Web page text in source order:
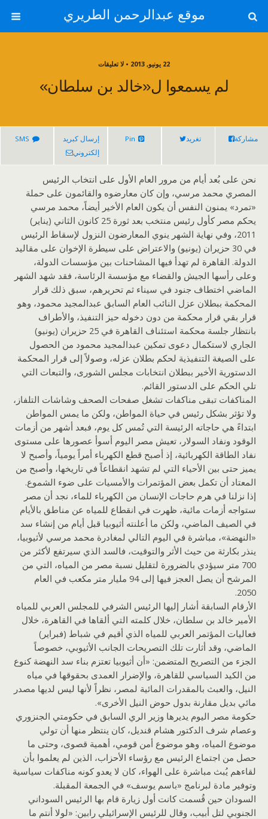
موقع عبدالرحمن الطريري
22 يونيو, 2013 • لا تعليقات
لم يسمعوا ل«خالد بن سلطان»
مشاركة تغريد Pin
إرسال كبريد
إلكتروني
SMS
نحن على بُعد أيام من مرور العام الأول على انتخاب الرئيس
المصري محمد مرسي، وإن كان معارضوه والقائمون على حملة
«تمرد» يمنون النفس أن يكون العام الأخير أيضاً، محمد مرسي
يحكم مصر كأول رئيس منتخب بعد ثورة 25 كانون الثاني (يناير)
2011، وفي نهاية الشهر ينوي المعارضون النزول لإسقاط الرئيس
في 30 حزيران (يونيو) والاعتراض على سيطرة الإخوان على مقاليد
الدولة. القاهرة لم تهدأ فيها المشاحنات بين مؤسسات الدولة،
وعلى رأسها الجيش والقضاء مع مؤسسة الرئاسة، فقد شهد الشهر
الماضي اختطاف جنود في سيناء ثم تحريرهم، سبق ذلك قرار
المحكمة ببطلان عزل النائب العام السابق عبدالمجيد محمود، وهو
قرار بقي قرار محكمة من دون دخوله حيز التنفيذ، والأطراف
بانتظار جلسة محكمة استئناف القاهرة في 25 حزيران (يونيو)
الجاري لاستكمال دعوى تمكين عبدالمجيد محمود من الحصول
على الصيغة التنفيذية لحكم بطلان عزله، وصولاً إلى قرار المحكمة
الدستورية الأخير ببطلان انتخابات مجلس الشورى، والتبعات التي
تلي الحكم على الدستور القائم.
المناكفات تبقى مناكفات تشغل صفحات الصحف وشاشات التلفاز،
ولا تؤثر بشكل رئيس في حياة المواطن، ولكن ما يمس المواطن
ابتداءً هي حاجاته الرئيسة التي تُمس كل يوم، فبعد أشهر من أزمات
الوقود ونفاد السولار، تعيش مصر اليوم أسوأ عصورها على مستوى
نفاد الطاقة الكهربائية، إذ أصبح قطع الكهرباء أمراً يومياً، وأصبح لا
يميز حتى بين الأحياء التي لم تشهد انقطاعاً في تاريخها، وأصبح من
المعتاد أن تكمل بعض المؤتمرات والأمسيات على ضوء الشموع.
إذا نزلنا في هرم حاجات الإنسان من الكهرباء للماء، نجد أن مصر
ستواجه أزمات مائية، ظهرت في انقطاع للمياه عن مناطق بالأيام
في الصيف الماضي، ولكن ما أعلنته أثيوبيا قبل أيام من إنشاء سد
«النهضة»، مباشرة في اليوم التالي لمغادرة محمد مرسي لأثيوبيا،
ينذر بكارثة من حيث الأثر والتوقيت، فالسد الذي سيرتفع لأكثر من
700 متر سيؤدي بالضرورة لتقليل نسبة مصر من المياه، التي من
المرشح أن يصل العجز فيها إلى 94 مليار متر مكعب في العام
2050.
الأرقام السابقة أشار إليها الرئيس الشرفي للمجلس العربي للمياه
الأمير خالد بن سلطان، خلال كلمته التي ألقاها في القاهرة، خلال
فعاليات المؤتمر العربي للمياه الذي أقيم في شباط (فبراير)
الماضي، وقد أثارت تلك التصريحات الجانب الأثيوبي، خصوصاً
الجزء من التصريح المتضمن: «أن أثيوبيا تعتزم بناء سد النهضة كنوع
من الكيد السياسي للقاهرة، والإضرار العمدى بحقوقها في مياه
النيل، والعبث بالمقدرات المائية لمصر، نظراً لأنها ليس لديها مصدر
مائي بديل مقارنة بدول حوض النيل الأخرى».
حكومة مصر اليوم يديرها وزير الري السابق في حكومتي الجنزوري
وعصام شرف الدكتور هشام قنديل، كان ينتظر منها أن تولي
موضوع المياه، وهو موضوع أمن قومي، أهمية قصوى، وحتى ما
حصل من اجتماع الرئيس مع رؤساء الأحزاب، الذين لم يعلموا بأن
لقاءهم يُبث مباشرة على الهواء، كان لا يعدو كونه مناكفات سياسية
وتوفير مادة لبرنامج «باسم يوسف» في الجمعة المقبلة.
السودان حين قُسمت كانت أول زيارة قام بها الرئيس السوداني
الجنوبي لتل أبيب، وقال للرئيس الإسرائيلي رابين: «لولا أنتم ما